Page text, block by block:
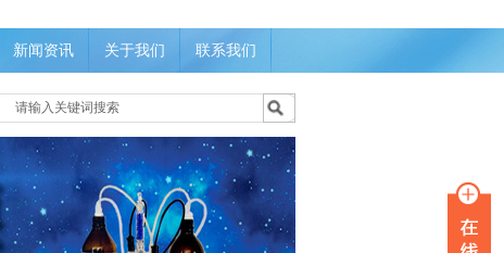
新闻资讯 关于我们 联系我们